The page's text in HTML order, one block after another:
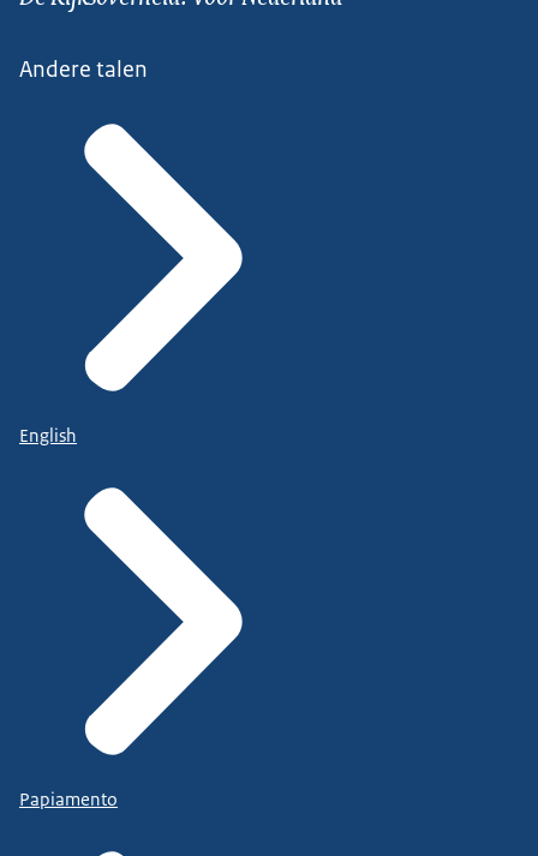
Andere talen
English
Papiamento